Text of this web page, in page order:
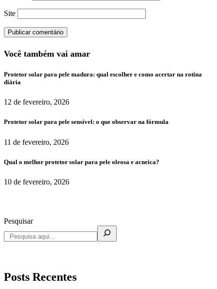
Site
Você também vai amar
Protetor solar para pele madura: qual escolher e como acertar na rotina
diária
12 de fevereiro, 2026
Protetor solar para pele sensível: o que observar na fórmula
11 de fevereiro, 2026
Qual o melhor protetor solar para pele oleosa e acneica?
10 de fevereiro, 2026
Pesquisar
Posts Recentes